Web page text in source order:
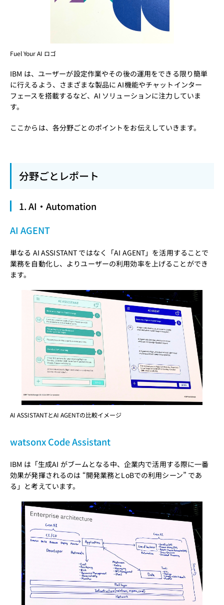
Fuel Your AI ロゴ
IBM は、ユーザーが設定作業やその後の運用をできる限り簡単
に行えるよう、さまざまな製品に AI機能やチャットインター
フェースを搭載するなど、AI ソリューションに注力していま
す。
ここからは、各分野ごとのポイントをお伝えしていきます。
分野ごとレポート
1. AI・Automation
AI AGENT
単なる AI ASSISTANT ではなく「AI AGENT」を活用することで
業務を自動化し、よりユーザーの利用効率を上げることができ
ます。
AI ASSISTANTとAI AGENTの比較イメージ
watsonx Code Assistant
IBM は「生成AI がブームとなる中、企業内で活用する際に一番
効果が発揮されるのは “開発業務とLoBでの利用シーン” であ
る」と考えています。